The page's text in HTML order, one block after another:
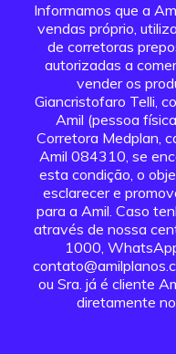
Informamos que a
vendas próprio,
de corretoras
autorizadas a
vender os
Giancristofaro Telli,
Amil (pessoa
Corretora Medplan,
Amil 084310, se
esta condição, o
esclarecer e
para a Amil. Caso
através de nossa
1000,
ou Sra. já é cliente
diretamente